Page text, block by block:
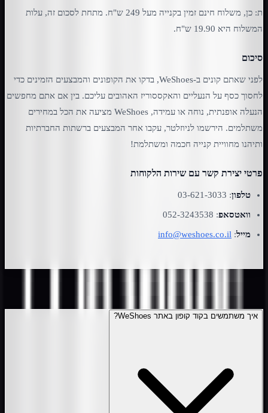
ת: כן, משלוח חינם זמין בקנייה מעל 249 ש"ח. מתחת לסכום זה, עלות
המשלוח היא 19.90 ש"ח.
סיכום
לפני שאתם קונים ב-WeShoes, בדקו את הקופונים והמבצעים הזמינים כדי
לחסוך כסף על הנעליים והאקססוריז האהובים עליכם. בין אם אתם מחפשים
הנעלה אופנתית, נוחה או עמידה, WeShoes מציעה את הכל במחירים
משתלמים. הירשמו לניוזלטר, עקבו אחר המבצעים ברשתות החברתיות
ותיהנו מחוויית קנייה חכמה ומשתלמת!
פרטי יצירת קשר עם שירות הלקוחות
טלפון: 03-621-3033
וואטסאפ: 052-3243538
מייל:
info@weshoes.co.il
איך משתמשים בקוד קופון באתר WeShoes?